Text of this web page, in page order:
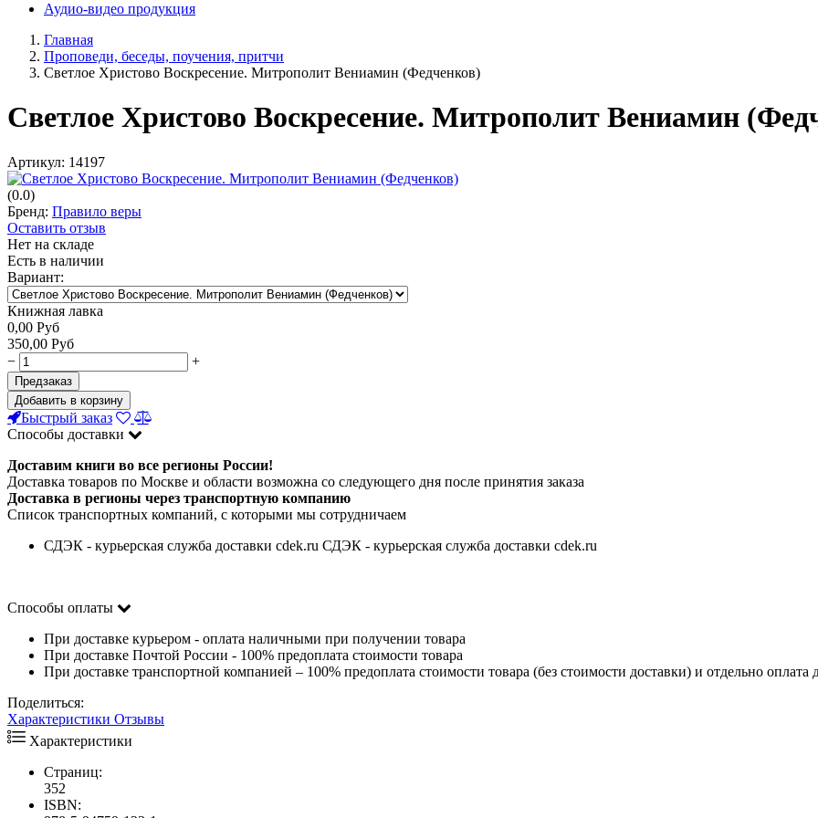
Аудио-видео продукция
Главная
Проповеди, беседы, поучения, притчи
Светлое Христово Воскресение. Митрополит Вениамин (Федченков)
Светлое Христово Воскресение. Митрополит Вениамин
Артикул: 14197
(0.0)
Бренд: Правило веры
Оставить отзыв
Нет на складе
Есть в наличии
Вариант:
Книжная лавка
0,00 Руб
350,00 Руб
−
+
Предзаказ
Добавить в корзину
Быстрый заказ
Способы доставки
Доставим книги во все регионы России!
Доставка товаров по Москве и области возможна со следующего дня после принятия заказа
Доставка в регионы через транспортную компанию
Список транспортных компаний, с которыми мы сотрудничаем
СДЭК - курьерская служба доставки cdek.ru СДЭК - курьерская служба доставки cdek.ru
Способы оплаты
При доставке курьером - оплата наличными при получении товара
При доставке Почтой России - 100% предоплата стоимости товара
При доставке транспортной компанией – 100% предоплата стоимости товара (без стоимости доставки) и отдельно
Поделиться:
Характеристики Отзывы
Характеристики
Страниц:
352
ISBN: